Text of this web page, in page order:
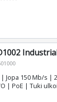
| Jopa 150 Mb/s |
O | PoE | Tuki